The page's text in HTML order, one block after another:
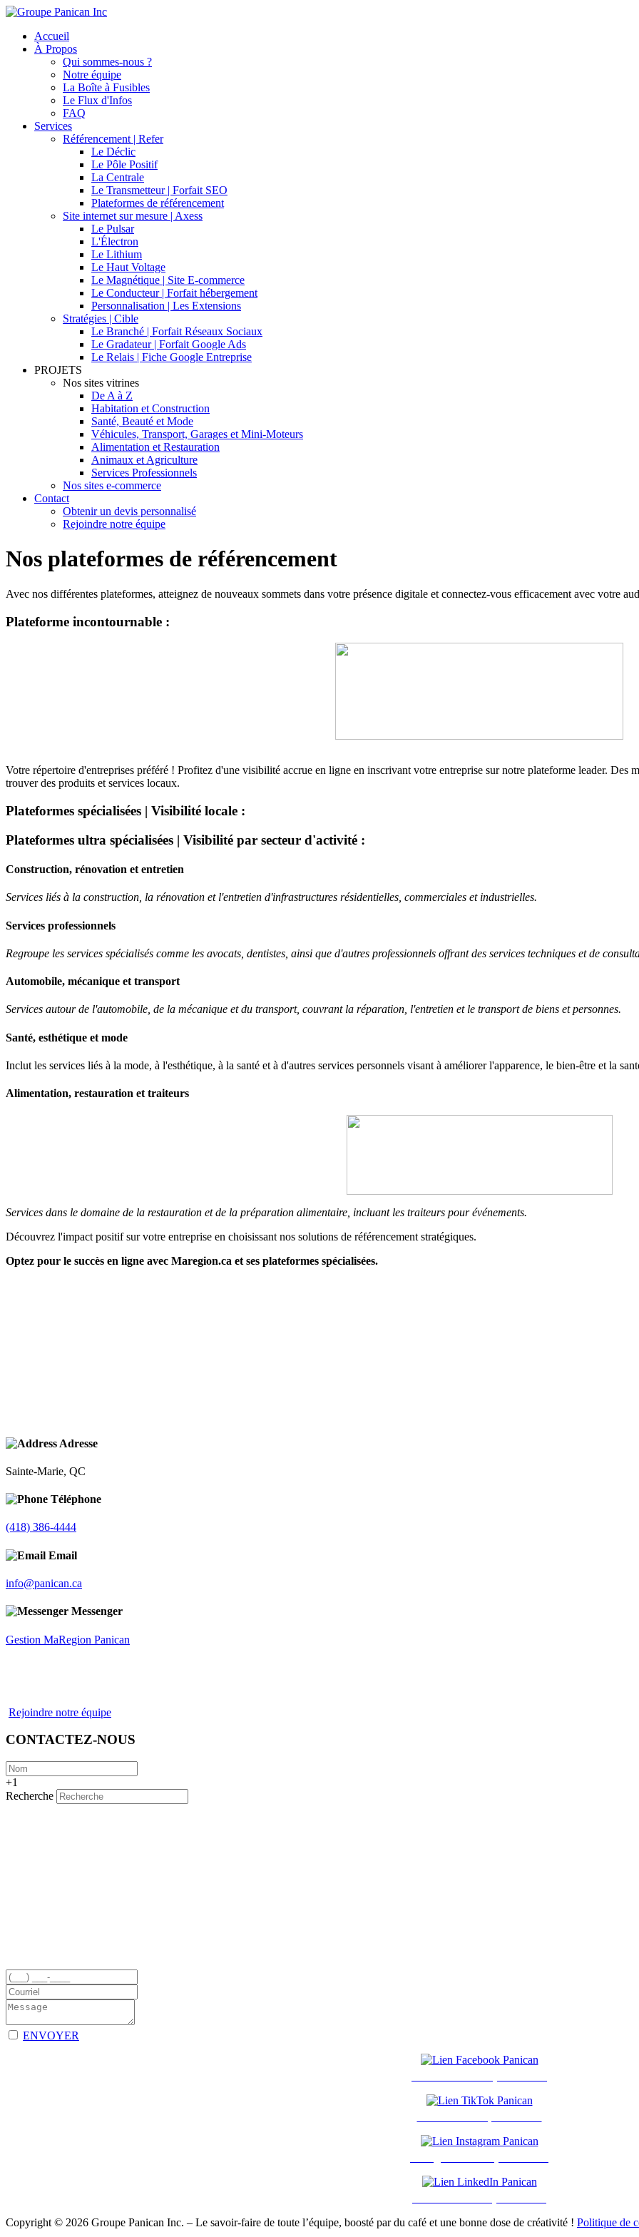
Accueil
À Propos
Qui sommes-nous ?
Notre équipe
La Boîte à Fusibles
Le Flux d'Infos
FAQ
Services
Référencement | Refer
Le Déclic
Le Pôle Positif
La Centrale
Le Transmetteur | Forfait SEO
Plateformes de référencement
Site internet sur mesure | Axess
Le Pulsar
L'Électron
Le Lithium
Le Haut Voltage
Le Magnétique | Site E-commerce
Le Conducteur | Forfait hébergement
Personnalisation | Les Extensions
Stratégies | Cible
Le Branché | Forfait Réseaux Sociaux
Le Gradateur | Forfait Google Ads
Le Relais | Fiche Google Entreprise
PROJETS
Nos sites vitrines
De A à Z
Habitation et Construction
Santé, Beauté et Mode
Véhicules, Transport, Garages et Mini-Moteurs
Alimentation et Restauration
Animaux et Agriculture
Services Professionnels
Nos sites e-commerce
Contact
Obtenir un devis personnalisé
Rejoindre notre équipe
Nos plateformes de référencement
Avec nos différentes plateformes, atteignez de nouveaux sommets dans votre présence digitale et connectez-vous efficacement avec votre
Plateforme incontournable :
Votre répertoire d'entreprises préféré ! Profitez d'une visibilité accrue en ligne en inscrivant votre entreprise sur notre plateforme leader.
trouver des produits et services locaux.
Plateformes spécialisées | Visibilité locale :
Plateformes ultra spécialisées | Visibilité par secteur d'activité :
Construction, rénovation et entretien
Services liés à la construction, la rénovation et l'entretien d'infrastructures résidentielles, commerciales et industrielles.
Services professionnels
Regroupe les services spécialisés comme les avocats, dentistes, ainsi que d'autres professionnels offrant des services techniques et de
Automobile, mécanique et transport
Services autour de l'automobile, de la mécanique et du transport, couvrant la réparation, l'entretien et le transport de biens et personnes.
Santé, esthétique et mode
Inclut les services liés à la mode, à l'esthétique, à la santé et à d'autres services personnels visant à améliorer l'apparence, le bien-être et la
Alimentation, restauration et traiteurs
Services dans le domaine de la restauration et de la préparation alimentaire, incluant les traiteurs pour événements.
Découvrez l'impact positif sur votre entreprise en choisissant nos solutions de référencement stratégiques.
Optez pour le succès en ligne avec Maregion.ca et ses plateformes spécialisées.
Adresse
Sainte-Marie, QC
Téléphone
(418) 386-4444
Email
info@panican.ca
Messenger
Gestion MaRegion Panican
Rejoindre notre équipe
CONTACTEZ-NOUS
+1
Recherche
ENVOYER
Copyright © 2026 Groupe Panican Inc. – Le savoir-faire de toute l’équipe, boosté par du café et une bonne dose de créativité ! Politique de